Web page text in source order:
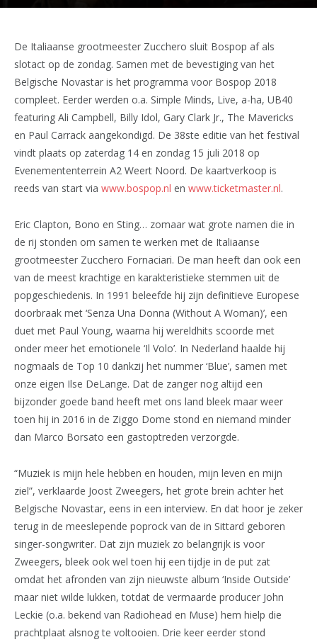
De Italiaanse grootmeester Zucchero sluit Bospop af als
slotact op de zondag. Samen met de bevestiging van het
Belgische Novastar is het programma voor Bospop 2018
compleet. Eerder werden o.a. Simple Minds, Live, a-ha, UB40
featuring Ali Campbell, Billy Idol, Gary Clark Jr., The Mavericks
en Paul Carrack aangekondigd. De 38ste editie van het festival
vindt plaats op zaterdag 14 en zondag 15 juli 2018 op
Evenemententerrein A2 Weert Noord. De kaartverkoop is
reeds van start via www.bospop.nl en www.ticketmaster.nl.
Eric Clapton, Bono en Sting… zomaar wat grote namen die in
de rij stonden om samen te werken met de Italiaanse
grootmeester Zucchero Fornaciari. De man heeft dan ook een
van de meest krachtige en karakteristieke stemmen uit de
popgeschiedenis. In 1991 beleefde hij zijn definitieve Europese
doorbraak met ‘Senza Una Donna (Without A Woman)’, een
duet met Paul Young, waarna hij wereldhits scoorde met
onder meer het emotionele ‘Il Volo’. In Nederland haalde hij
nogmaals de Top 10 dankzij het nummer ‘Blue’, samen met
onze eigen Ilse DeLange. Dat de zanger nog altijd een
bijzonder goede band heeft met ons land bleek maar weer
toen hij in 2016 in de Ziggo Dome stond en niemand minder
dan Marco Borsato een gastoptreden verzorgde.
“Muziek is mijn hele hebben en houden, mijn leven en mijn
ziel”, verklaarde Joost Zweegers, het grote brein achter het
Belgische Novastar, eens in een interview. En dat hoor je zeker
terug in de meeslepende poprock van de in Sittard geboren
singer-songwriter. Dat zijn muziek zo belangrijk is voor
Zweegers, bleek ook wel toen hij een tijdje in de put zat
omdat het afronden van zijn nieuwste album ‘Inside Outside’
maar niet wilde lukken, totdat de vermaarde producer John
Leckie (o.a. bekend van Radiohead en Muse) hem hielp die
prachtplaat alsnog te voltooien. Drie keer eerder stond